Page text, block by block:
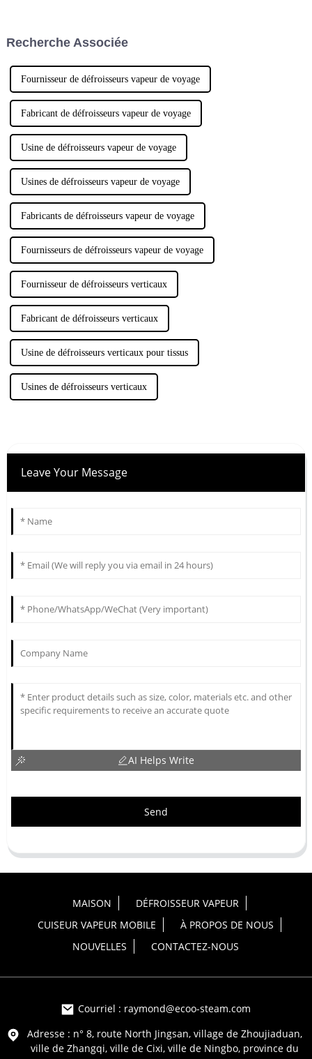
Recherche Associée
Fournisseur de défroisseurs vapeur de voyage
Fabricant de défroisseurs vapeur de voyage
Usine de défroisseurs vapeur de voyage
Usines de défroisseurs vapeur de voyage
Fabricants de défroisseurs vapeur de voyage
Fournisseurs de défroisseurs vapeur de voyage
Fournisseur de défroisseurs verticaux
Fabricant de défroisseurs verticaux
Usine de défroisseurs verticaux pour tissus
Usines de défroisseurs verticaux
Leave Your Message
AI Helps Write
Send
MAISON
DÉFROISSEUR VAPEUR
CUISEUR VAPEUR MOBILE
À PROPOS DE NOUS
NOUVELLES
CONTACTEZ-NOUS
Courriel : raymond@ecoo-steam.com
Adresse : n° 8, route North Jingsan, village de Zhoujiaduan,
ville de Zhangqi, ville de Cixi, ville de Ningbo, province du